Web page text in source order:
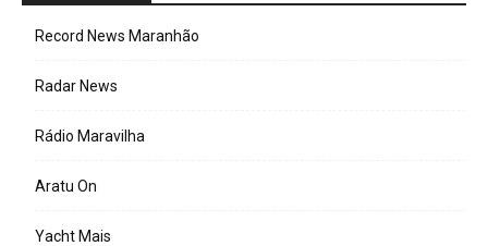
Record News Maranhão
Radar News
Rádio Maravilha
Aratu On
Yacht Mais